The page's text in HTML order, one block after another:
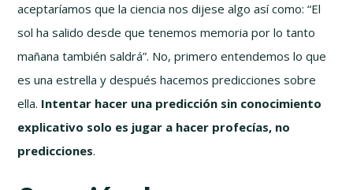
aceptaríamos que la ciencia nos dijese algo así como: “El
sol ha salido desde que tenemos memoria por lo tanto
mañana también saldrá”. No, primero entendemos lo que
es una estrella y después hacemos predicciones sobre
ella. Intentar hacer una predicción sin conocimiento
explicativo solo es jugar a hacer profecías, no
predicciones.